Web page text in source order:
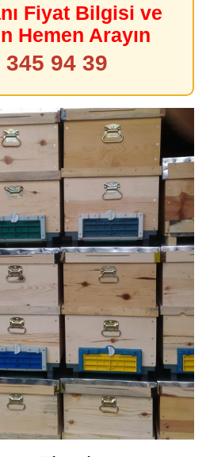
Fiyat Bilgisi ve
Hemen Arayın
345 94 39